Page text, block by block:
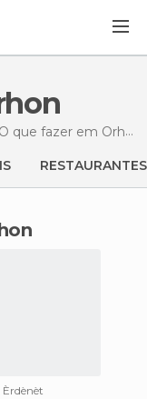
O que fazer em Orhon
RESTAURANTES
Èrdènèt